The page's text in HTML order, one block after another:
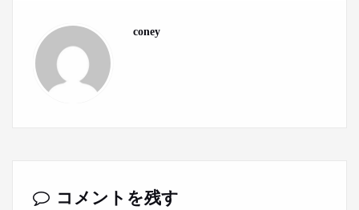
coney
コメントを残す